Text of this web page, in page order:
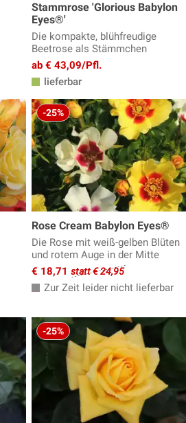
Stammrose 'Glorious Babylon
Eyes®'
Die kompakte, blühfreudige
Beetrose als Stämmchen
ab € 43,09/Pfl.
lieferbar
-25%
Rose Cream Babylon Eyes®
Die Rose mit weiß-gelben Blüten
und rotem Auge in der Mitte
€ 18,71 statt € 24,95
Zur Zeit leider nicht lieferbar
-25%